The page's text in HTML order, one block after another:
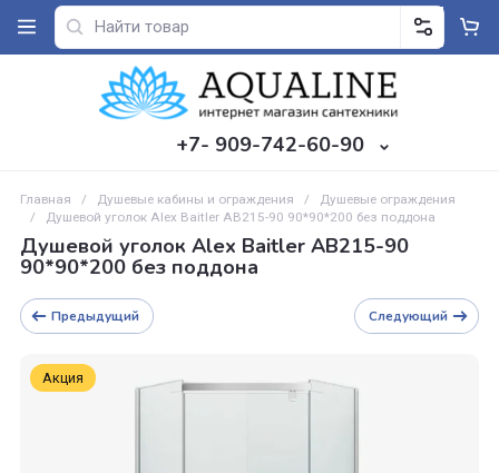
+7- 909-742-60-90
Главная / Душевые кабины и ограждения /
Душевые
/
Душевой уголок Alex Baitler AB215-90 90*90*200 без поддона
Душевой уголок Alex Baitler AB215-90
90*90*200 без поддона